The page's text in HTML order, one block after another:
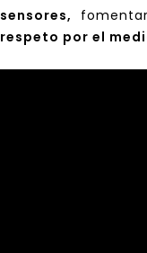
sensores,
respeto por el